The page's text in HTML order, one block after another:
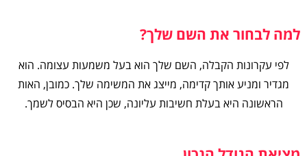
למה לבחור את השם שלך?
לפי עקרונות הקבלה, השם שלך הוא בעל משמעות עצומה. הוא
מגדיר ומניע אותך קדימה, מייצג את המשימה שלך. כמובן, האות
הראשונה היא בעלת חשיבות עליונה, שכן היא הבסיס לשמך.